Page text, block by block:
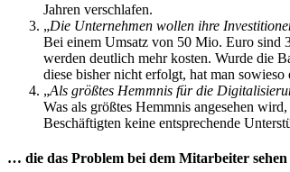
Jahren verschlafen.
„Die Unternehmen wollen ihre
Bei einem Umsatz von 50 Mio. Euro sind
werden deutlich mehr kosten. Wurde die
diese bisher nicht erfolgt, hat man sowieso
„Als größtes Hemmnis für die
Was als größtes Hemmnis angesehen
Beschäftigten keine entsprechende
… die das Problem bei dem Mitarbeiter sehen